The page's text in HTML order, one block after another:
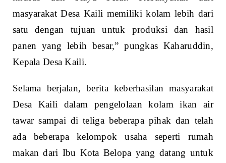
masyarakat Desa Kaili memiliki kolam lebih dari
satu dengan tujuan untuk produksi dan hasil
panen yang lebih besar,” pungkas Kaharuddin,
Kepala Desa Kaili.
Selama berjalan, berita keberhasilan masyarakat
Desa Kaili dalam pengelolaan kolam ikan air
tawar sampai di teliga beberapa pihak dan telah
ada beberapa kelompok usaha seperti rumah
makan dari Ibu Kota Belopa yang datang untuk